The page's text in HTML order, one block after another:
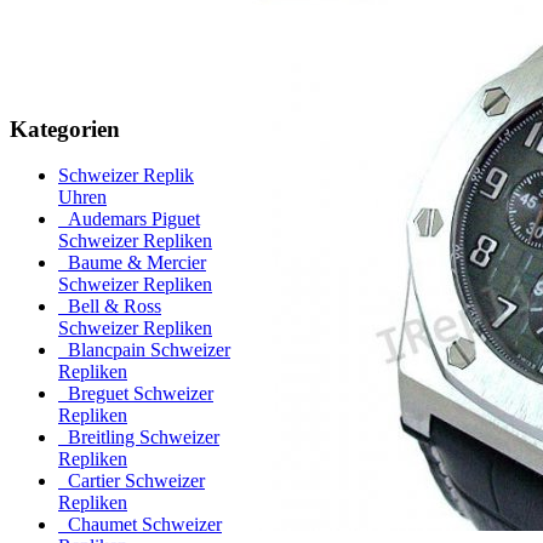
Kategorien
Schweizer Replik
Uhren
Audemars Piguet
Schweizer Repliken
Baume & Mercier
Schweizer Repliken
Bell & Ross
Schweizer Repliken
Blancpain Schweizer
Repliken
Breguet Schweizer
Repliken
Breitling Schweizer
Repliken
Cartier Schweizer
Repliken
Chaumet Schweizer